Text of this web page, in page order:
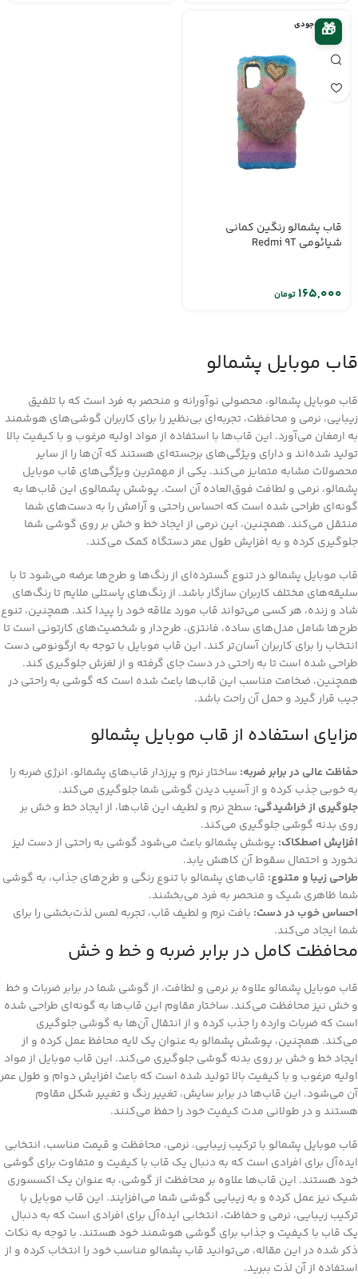
🎁
اتمام موجودی
قاب پشمالو رنگین کمانی
شیائومی Redmi 9T
تومان
قاب موبایل پشمالو
قاب موبایل پشمالو، محصولی نوآورانه و منحصر به فرد است که با تلفیق
زیبایی، نرمی و محافظت، تجربه‌ای بی‌نظیر را برای کاربران گوشی‌های هوشمند
به ارمغان می‌آورد. این قاب‌ها با استفاده از مواد اولیه مرغوب و با کیفیت بالا
تولید شده‌اند و دارای ویژگی‌های برجسته‌ای هستند که آن‌ها را از سایر
محصولات مشابه متمایز می‌کند. یکی از مهمترین ویژگی‌های قاب موبایل
پشمالو، نرمی و لطافت فوق‌العاده آن است. پوشش پشمالوی این قاب‌ها به
گونه‌ای طراحی شده است که احساس راحتی و آرامش را به دست‌های شما
منتقل می‌کند. همچنین، این نرمی از ایجاد خط و خش بر روی گوشی شما
جلوگیری کرده و به افزایش طول عمر دستگاه کمک می‌کند.
قاب موبایل پشمالو در تنوع گسترده‌ای از رنگ‌ها و طرح‌ها عرضه می‌شود تا با
سلیقه‌های مختلف کاربران سازگار باشد. از رنگ‌های پاستلی ملایم تا رنگ‌های
شاد و زنده، هر کسی می‌تواند قاب مورد علاقه خود را پیدا کند. همچنین، تنوع
طرح‌ها شامل مدل‌های ساده، فانتزی، طرح‌دار و شخصیت‌های کارتونی است تا
انتخاب را برای کاربران آسان‌تر کند. این قاب موبایل با توجه به ارگونومی دست
طراحی شده است تا به راحتی در دست جای گرفته و از لغزش جلوگیری کند.
همچنین، ضخامت مناسب این قاب‌ها باعث شده است که گوشی به راحتی در
جیب قرار گیرد و حمل آن راحت باشد.
مزایای استفاده از قاب موبایل پشمالو
حفاظت عالی در برابر ضربه: ساختار نرم و پرزدار قاب‌های پشمالو، انرژی ضربه را
به خوبی جذب کرده و از آسیب دیدن گوشی شما جلوگیری می‌کند.
جلوگیری از خراشیدگی: سطح نرم و لطیف این قاب‌ها، از ایجاد خط و خش بر
روی بدنه گوشی جلوگیری می‌کند.
افزایش اصطکاک: پوشش پشمالو باعث می‌شود گوشی به راحتی از دست لیز
نخورد و احتمال سقوط آن کاهش یابد.
طراحی زیبا و متنوع: قاب‌های پشمالو با تنوع رنگی و طرح‌های جذاب، به گوشی
شما ظاهری شیک و منحصر به فرد می‌بخشند.
احساس خوب در دست: بافت نرم و لطیف قاب، تجربه لمس لذت‌بخشی را برای
شما ایجاد می‌کند.
محافظت کامل در برابر ضربه و خط و خش
قاب موبایل پشمالو علاوه بر نرمی و لطافت، از گوشی شما در برابر ضربات و خط
و خش نیز محافظت می‌کند. ساختار مقاوم این قاب‌ها به گونه‌ای طراحی شده
است که ضربات وارده را جذب کرده و از انتقال آن‌ها به گوشی جلوگیری
می‌کند. همچنین، پوشش پشمالو به عنوان یک لایه محافظ عمل کرده و از
ایجاد خط و خش بر روی بدنه گوشی جلوگیری می‌کند. این قاب موبایل از مواد
اولیه مرغوب و با کیفیت بالا تولید شده است که باعث افزایش دوام و طول عمر
آن می‌شود. این قاب‌ها در برابر سایش، تغییر رنگ و تغییر شکل مقاوم
هستند و در طولانی مدت کیفیت خود را حفظ می‌کنند.
قاب موبایل پشمالو با ترکیب زیبایی، نرمی، محافظت و قیمت مناسب، انتخابی
ایده‌آل برای افرادی است که به دنبال یک قاب با کیفیت و متفاوت برای گوشی
خود هستند. این قاب‌ها علاوه بر محافظت از گوشی، به عنوان یک اکسسوری
شیک نیز عمل کرده و به زیبایی گوشی شما می‌افزایند. این قاب موبایل با
ترکیب زیبایی، نرمی و حفاظت، انتخابی ایده‌آل برای افرادی است که به دنبال
یک قاب با کیفیت و جذاب برای گوشی هوشمند خود هستند. با توجه به نکات
ذکر شده در این مقاله، می‌توانید قاب پشمالو مناسب خود را انتخاب کرده و از
استفاده از آن لذت ببرید.